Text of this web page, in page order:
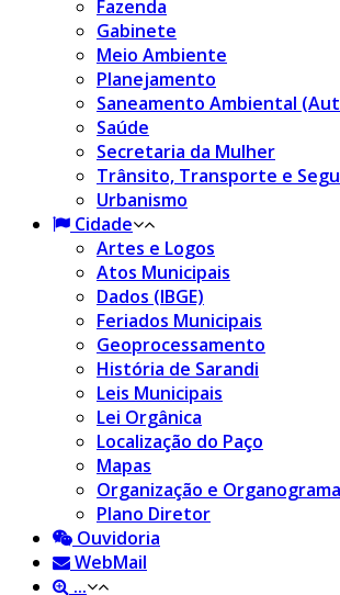
Fazenda
Gabinete
Meio Ambiente
Planejamento
Saneamento Ambiental
Saúde
Secretaria da Mulher
Trânsito, Transporte e
Urbanismo
Cidade
Artes e Logos
Atos Municipais
Dados (IBGE)
Feriados Municipais
Geoprocessamento
História de Sarandi
Leis Municipais
Lei Orgânica
Localização do Paço
Mapas
Organização e
Plano Diretor
Ouvidoria
WebMail
...